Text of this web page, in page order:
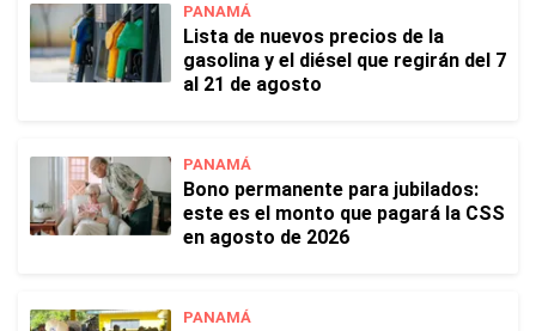
PANAMÁ
Lista de nuevos precios de la
gasolina y el diésel que regirán del 7
al 21 de agosto
PANAMÁ
Bono permanente para jubilados:
este es el monto que pagará la CSS
en agosto de 2026
PANAMÁ